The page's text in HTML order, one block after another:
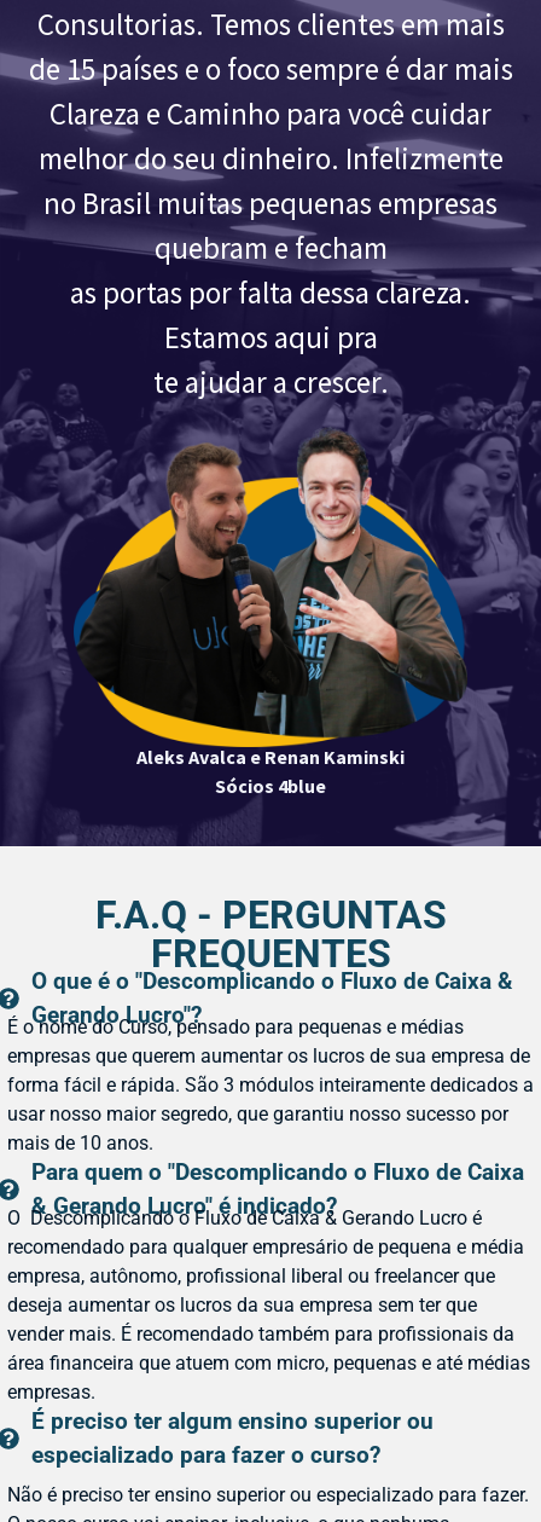
Consultorias. Temos clientes em mais
de 15 países e o foco sempre é dar mais
Clareza e Caminho para você cuidar
melhor do seu dinheiro. Infelizmente
no Brasil muitas pequenas empresas
quebram e fecham
as portas por falta dessa clareza.
Estamos aqui pra
te ajudar a crescer.
Aleks Avalca e Renan Kaminski
Sócios 4blue
F.A.Q - PERGUNTAS
FREQUENTES
O que é o "Descomplicando o Fluxo de Caixa &
Gerando Lucro"?
É o nome do Curso, pensado para pequenas e médias
empresas que querem aumentar os lucros de sua empresa de
forma fácil e rápida. São 3 módulos inteiramente dedicados a
usar nosso maior segredo, que garantiu nosso sucesso por
mais de 10 anos.
Para quem o "Descomplicando o Fluxo de Caixa
& Gerando Lucro" é indicado?
O Descomplicando o Fluxo de Caixa & Gerando Lucro é
recomendado para qualquer empresário de pequena e média
empresa, autônomo, profissional liberal ou freelancer que
deseja aumentar os lucros da sua empresa sem ter que
vender mais. É recomendado também para profissionais da
área financeira que atuem com micro, pequenas e até médias
empresas.
É preciso ter algum ensino superior ou
especializado para fazer o curso?
Não é preciso ter ensino superior ou especializado para fazer.